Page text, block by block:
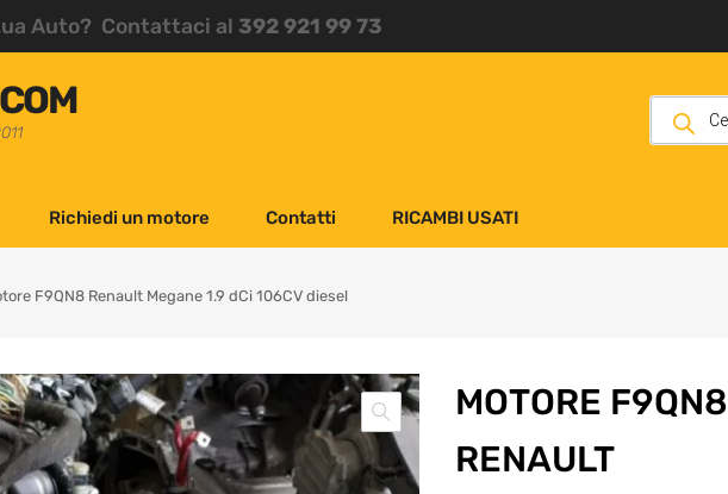
Auto? Contattaci al 392 921 99 73
Richiedi un motore Contatti RICAMBI USATI
F9QN8 Renault Megane 1.9 dCi 106CV diesel
MOTORE F9QN8
RENAULT